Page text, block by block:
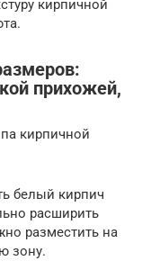
кирпичной
прихожей,
кирпичной
белый кирпич
расширить
разместить на
зону.